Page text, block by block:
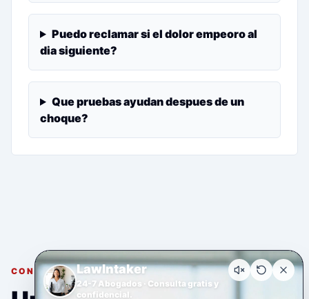
Puedo reclamar si el dolor empeoro al
dia siguiente?
Que pruebas ayudan despues de un
choque?
CONSULTA GRATUITA Y CONFIDENCIAL
LawIntaker
24-7 Abogados · Consulta gratis y
confidencial.